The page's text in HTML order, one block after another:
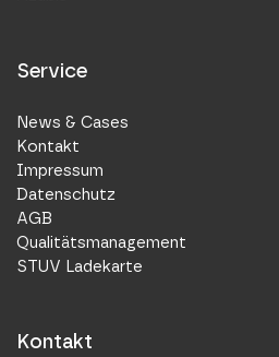
Service
News & Cases
Kontakt
Impressum
Datenschutz
AGB
Qualitätsmanagement
STUV Ladekarte
Kontakt